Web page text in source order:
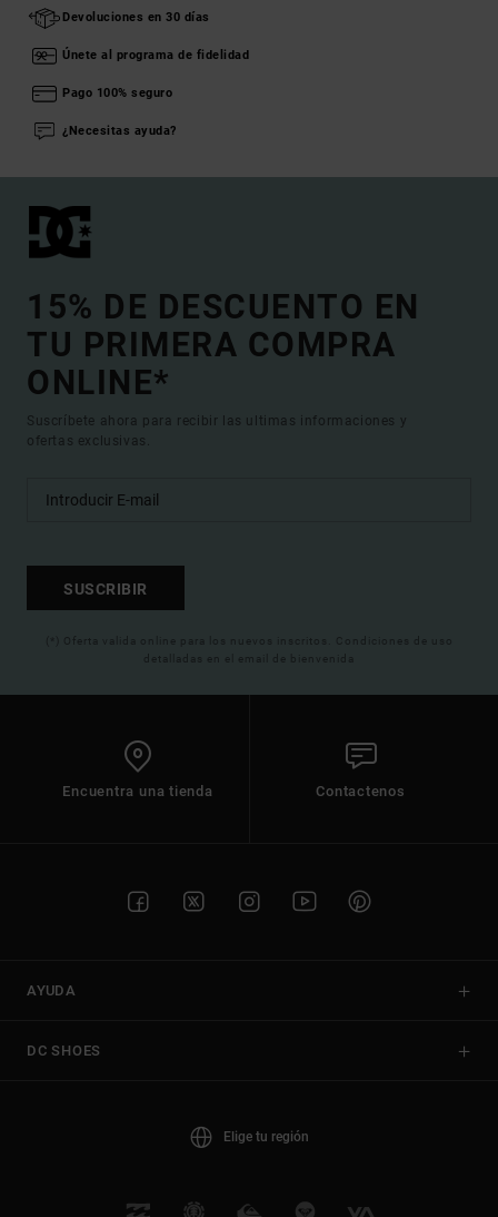
Devoluciones en 30 días
Únete al programa de fidelidad
Pago 100% seguro
¿Necesitas ayuda?
15% DE DESCUENTO EN
TU PRIMERA COMPRA
ONLINE*
Suscríbete ahora para recibir las ultimas informaciones y
ofertas exclusivas.
SUSCRIBIR
(*) Oferta valida online para los nuevos inscritos. Condiciones de uso
detalladas en el email de bienvenida
Encuentra una tienda Contactenos
AYUDA
DC SHOES
Elige tu región